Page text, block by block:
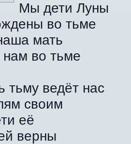
Мы дети Луны
во тьме
мать
нам во тьме
тьму ведёт нас
своим
её
верны